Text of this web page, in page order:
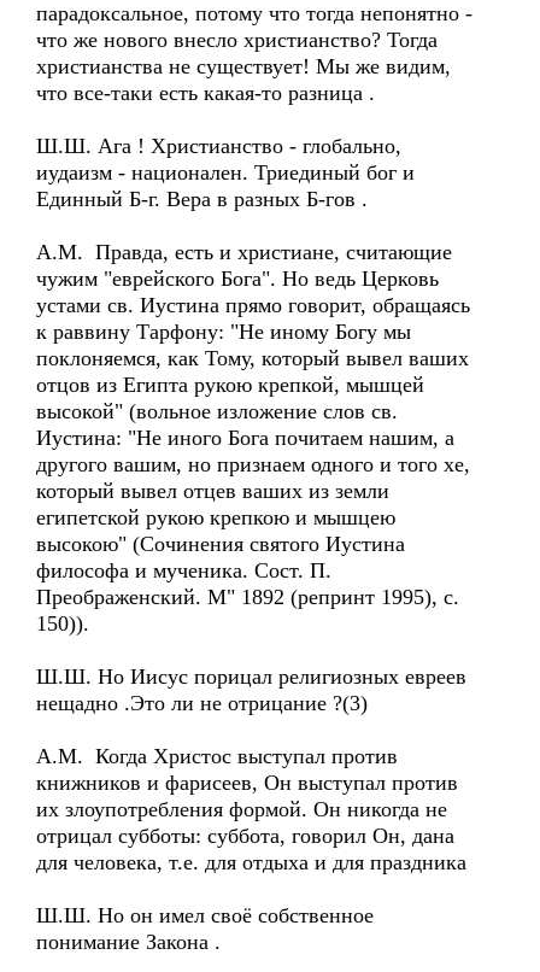
парадоксальное, потому что тогда непонятно -
что же нового внесло христианство? Тогда
христианства не существует! Мы же видим,
что все-таки есть какая-то разница .
Ш.Ш. Ага ! Христианство - глобально,
иудаизм - национален. Триединый бог и
Единный Б-г. Вера в разных Б-гов .
А.М. Правда, есть и христиане, считающие
чужим "еврейского Бога". Но ведь Церковь
устами св. Иустина прямо говорит, обращаясь
к раввину Тарфону: "Не иному Богу мы
поклоняемся, как Тому, который вывел ваших
отцов из Египта рукою крепкой, мышцей
высокой" (вольное изложение слов св.
Иустина: "Не иного Бога почитаем нашим, а
другого вашим, но признаем одного и того хе,
который вывел отцев ваших из земли
египетской рукою крепкою и мышцею
высокою" (Сочинения святого Иустина
философа и мученика. Сост. П.
Преображенский. М" 1892 (репринт 1995), с.
150)).
Ш.Ш. Но Иисус порицал религиозных евреев
нещадно .Это ли не отрицание ?(3)
А.М. Когда Христос выступал против
книжников и фарисеев, Он выступал против
их злоупотребления формой. Он никогда не
отрицал субботы: суббота, говорил Он, дана
для человека, т.е. для отдыха и для праздника
Ш.Ш. Но он имел своё собственное
понимание Закона .